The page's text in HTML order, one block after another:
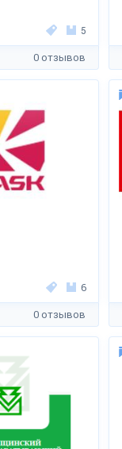
5
0 отзывов
6
0 отзывов